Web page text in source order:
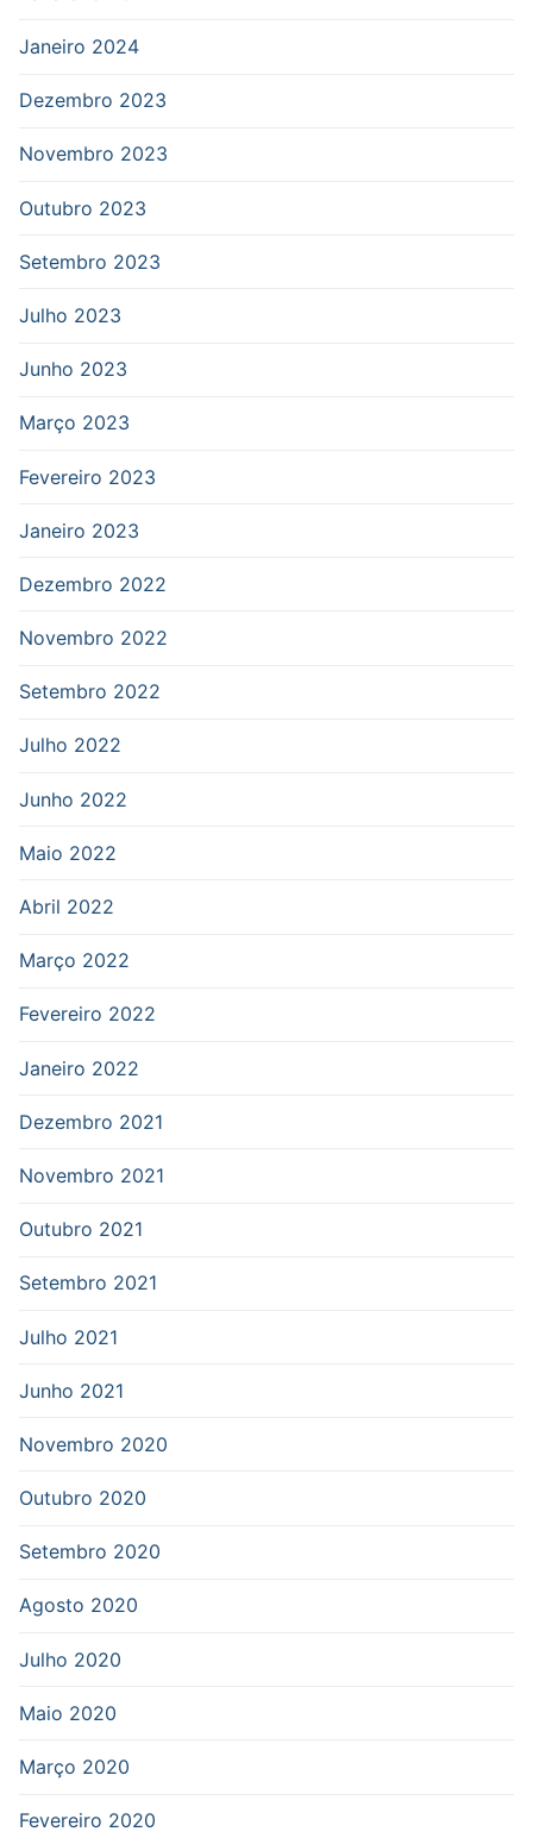
Janeiro 2024
Dezembro 2023
Novembro 2023
Outubro 2023
Setembro 2023
Julho 2023
Junho 2023
Março 2023
Fevereiro 2023
Janeiro 2023
Dezembro 2022
Novembro 2022
Setembro 2022
Julho 2022
Junho 2022
Maio 2022
Abril 2022
Março 2022
Fevereiro 2022
Janeiro 2022
Dezembro 2021
Novembro 2021
Outubro 2021
Setembro 2021
Julho 2021
Junho 2021
Novembro 2020
Outubro 2020
Setembro 2020
Agosto 2020
Julho 2020
Maio 2020
Março 2020
Fevereiro 2020